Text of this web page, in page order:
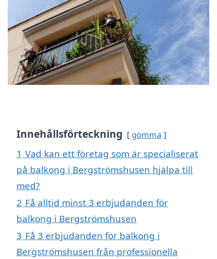
Innehållsförteckning gömma
1 Vad kan ett företag som är specialiserat
på balkong i Bergströmshusen hjälpa till
med?
2 Få alltid minst 3 erbjudanden för
balkong i Bergströmshusen
3 Få 3 erbjudanden för balkong i
Bergströmshusen från professionella